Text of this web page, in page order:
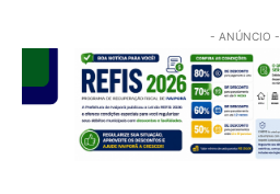
- ANÚNCIO -